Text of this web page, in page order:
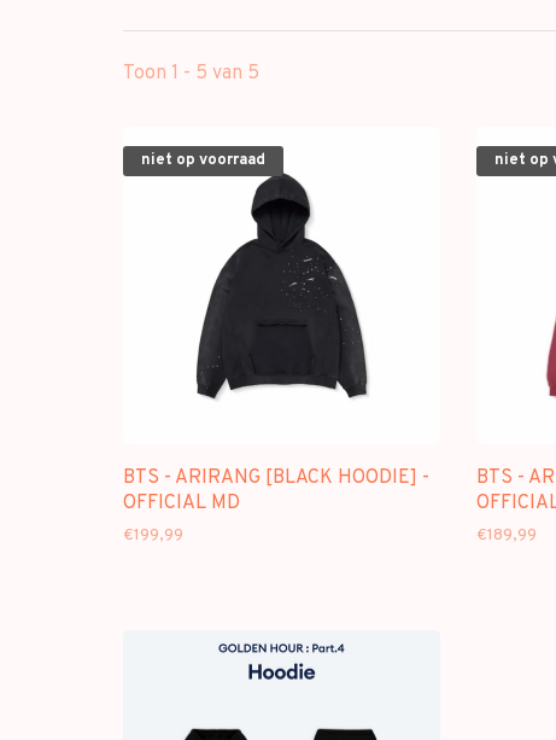
Toon 1 - 5 van 5
niet op voorraad
BTS - ARIRANG [BLACK HOODIE] -
OFFICIAL MD
€199,99
niet op
BTS -
€189,99